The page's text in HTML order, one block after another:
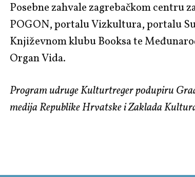
Posebne zahvale zagrebačkom centru
POGON, portalu Vizkultura, portalu
Književnom klubu Booksa te
Organ Vida.
Program udruge Kulturtreger podupiru
medija Republike Hrvatske i Zaklada